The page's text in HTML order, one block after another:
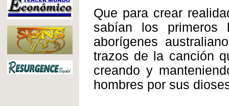
Que para crear
sabían los primeros
aborígenes
trazos de la canción
creando y
hombres por sus